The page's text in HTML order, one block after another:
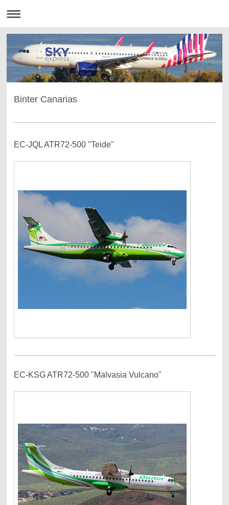
Binter Canarias
EC-JQL ATR72-500 "Teide"
EC-KSG ATR72-500 "Malvasia Vulcano"